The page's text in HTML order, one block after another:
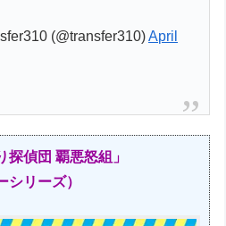
(@transfer310)April
探偵団 覇悪怒組」
シリーズ）